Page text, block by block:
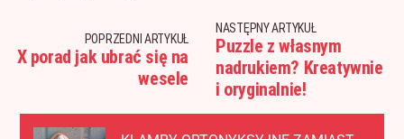
POPRZEDNI ARTYKUŁ
X porad jak ubrać się na
wesele
NASTĘPNY ARTYKUŁ
Puzzle z własnym
nadrukiem? Kreatywnie
i oryginalnie!